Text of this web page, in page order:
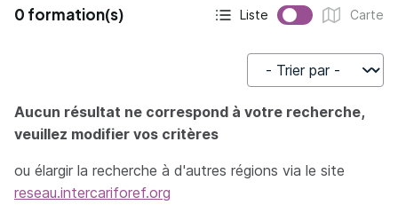
0 formation(s)
Affichage actif :
Liste
Affichage :
Carte
Trier par
Aucun résultat ne correspond à votre recherche,
veuillez modifier vos critères
ou élargir la recherche à d'autres régions via le site
reseau.intercariforef.org